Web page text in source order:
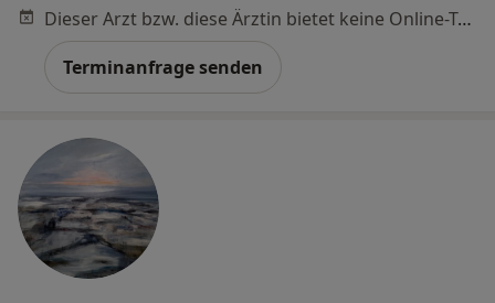
Dieser Arzt bzw. diese Ärztin bietet keine Online-Terminbuchung an diesem Standort an.
Terminanfrage senden